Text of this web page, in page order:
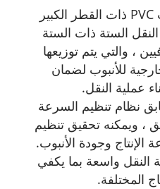
-وضع النقل: بالنسبة لأنابيب PVC ذات القطر الكبير
آلة النقل الستة ذات الستة
، والتي يتم توزيعها
للأنبوب لضمان
عملية النقل.
نظام تنظيم السرعة
، ويمكنه تحقيق تنظيم
وجودة الأنبوب.
النقل واسعة بما يكفي
المختلفة.